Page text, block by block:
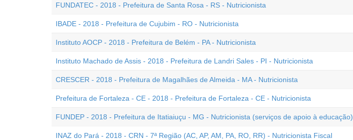
FUNDATEC - 2018 - Prefeitura de Santa Rosa - RS - Nutricionista
IBADE - 2018 - Prefeitura de Cujubim - RO - Nutricionista
Instituto AOCP - 2018 - Prefeitura de Belém - PA - Nutricionista
Instituto Machado de Assis - 2018 - Prefeitura de Landri Sales - PI - Nutricionista
CRESCER - 2018 - Prefeitura de Magalhães de Almeida - MA - Nutricionista
Prefeitura de Fortaleza - CE - 2018 - Prefeitura de Fortaleza - CE - Nutricionista
FUNDEP - 2018 - Prefeitura de Itatiaiuçu - MG - Nutricionista (serviços de apoio à educação)
INAZ do Pará - 2018 - CRN - 7ª Região (AC, AP, AM, PA, RO, RR) - Nutricionista Fiscal